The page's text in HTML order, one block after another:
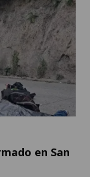
en San